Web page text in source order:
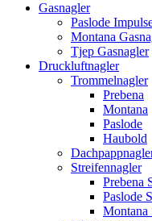
Gasnagler
Paslode
Montana
Tjep Gasnagler
Druckluftnagler
Trommelnagler
Prebena
Montana
Paslode
Haubold
Streifennagler
Prebena
Paslode
Montana